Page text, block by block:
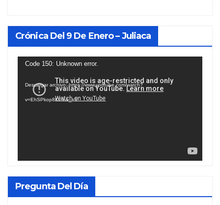
Crónica Del 9 De Enero – Juliaca
Reproductor
vídeo
Code 150: Unknown error.
Descargar archivo: https://www.youtube.com/watch?
v=EhSPkop8KPY&_=1
Pregunta Del Día